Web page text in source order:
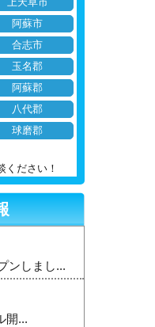
阿蘇市
合志市
玉名郡
阿蘇郡
八代郡
球磨郡
ください！
ンしまし...
開...